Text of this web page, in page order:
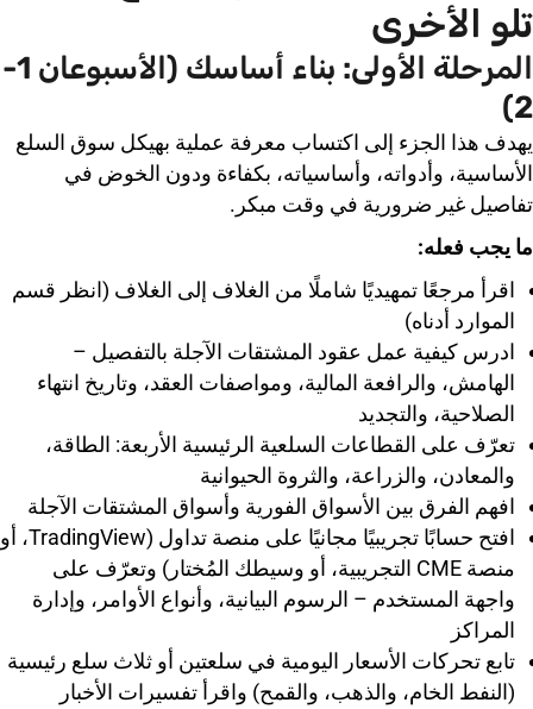
تلو الأخرى
المرحلة الأولى: بناء أساسك (الأسبوعان 1-
2)
يهدف هذا الجزء إلى اكتساب معرفة عملية بهيكل سوق السلع
الأساسية، وأدواته، وأساسياته، بكفاءة ودون الخوض في
تفاصيل غير ضرورية في وقت مبكر.
ما يجب فعله:
اقرأ مرجعًا تمهيديًا شاملًا من الغلاف إلى الغلاف (انظر قسم
الموارد أدناه)
ادرس كيفية عمل عقود المشتقات الآجلة بالتفصيل –
الهامش، والرافعة المالية، ومواصفات العقد، وتاريخ انتهاء
الصلاحية، والتجديد
تعرّف على القطاعات السلعية الرئيسية الأربعة: الطاقة،
والمعادن، والزراعة، والثروة الحيوانية
افهم الفرق بين الأسواق الفورية وأسواق المشتقات الآجلة
افتح حسابًا تجريبيًا مجانيًا على منصة تداول (TradingView، أو
منصة CME التجريبية، أو وسيطك المُختار) وتعرّف على
واجهة المستخدم – الرسوم البيانية، وأنواع الأوامر، وإدارة
المراكز
تابع تحركات الأسعار اليومية في سلعتين أو ثلاث سلع رئيسية
(النفط الخام، والذهب، والقمح) واقرأ تفسيرات الأخبار